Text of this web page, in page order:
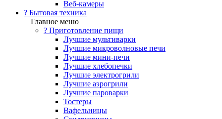
Веб-камеры
? Бытовая техника
Главное меню
? Приготовление пищи
Лучшие мультиварки
Лучшие микроволновые печи
Лучшие мини-печи
Лучшие хлебопечки
Лучшие электрогрили
Лучшие аэрогрили
Лучшие пароварки
Тостеры
Вафельницы